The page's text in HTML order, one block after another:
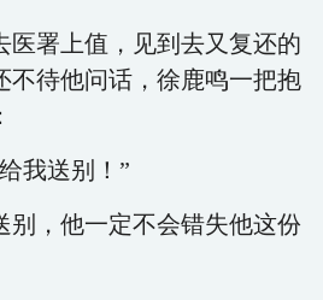
医署上值，见到去又复还的
不待他问话，徐鹿鸣一把抱
我送别！”
别，他一定不会错失他这份